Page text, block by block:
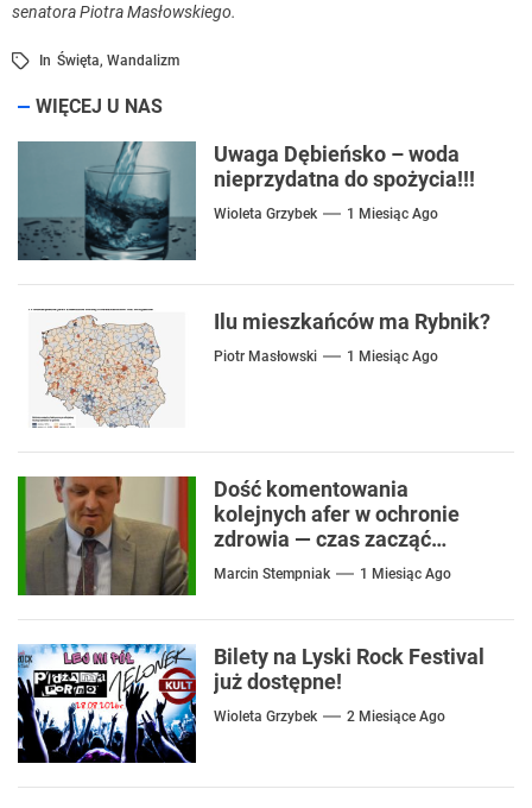
senatora Piotra Masłowskiego.
In Święta, Wandalizm
WIĘCEJ U NAS
Uwaga Dębieńsko – woda
nieprzydatna do spożycia!!!
Wioleta Grzybek 1 Miesiąc Ago
Ilu mieszkańców ma Rybnik?
Piotr Masłowski 1 Miesiąc Ago
Dość komentowania
kolejnych afer w ochronie
zdrowia — czas zacząć
mówić o rozwiązaniach
Marcin Stempniak 1 Miesiąc Ago
Bilety na Lyski Rock Festival
już dostępne!
Wioleta Grzybek 2 Miesiące Ago